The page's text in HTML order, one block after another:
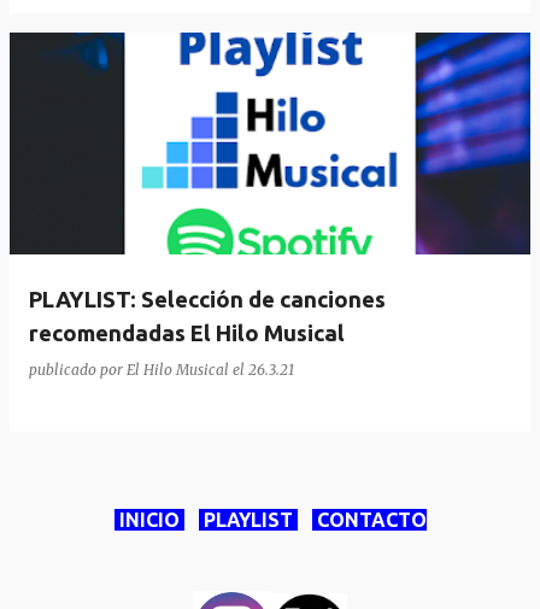
PLAYLIST: Selección de canciones
recomendadas El Hilo Musical
publicado por El Hilo Musical el 26.3.21
INICIO PLAYLIST CONTACTO